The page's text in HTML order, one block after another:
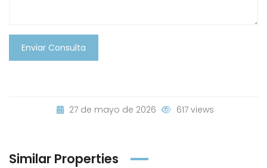
Enviar Consulta
27 de mayo de 2026 617 views
Similar Properties